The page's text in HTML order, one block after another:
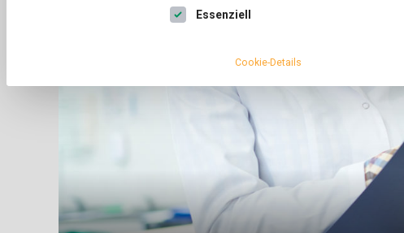
Es folgt eine Liste der Service-Gruppen, für die eine
Essenziell
Cookie-Details